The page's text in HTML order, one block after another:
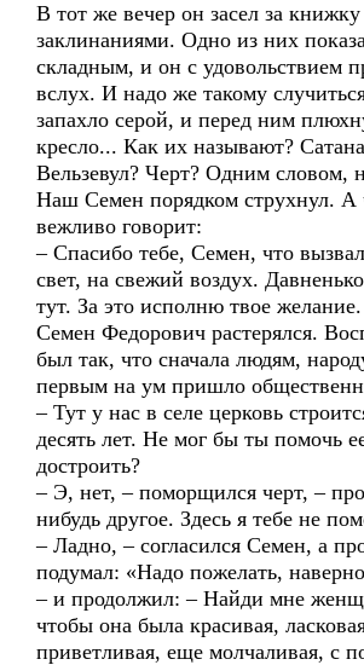
В тот же вечер он засел за
заклинаниями. Одно из них
складным, и он с удовольствием
вслух. И надо же такому
запахло серой, и перед ним
кресло... Как их называют?
Вельзевул? Черт? Одним словом,
Наш Семен порядком струхнул. А
вежливо говорит:
– Спасибо тебе, Семен, что
свет, на свежий воздух.
тут. За это исполню твое
Семен Федорович растерялся.
был так, что сначала людям,
первым на ум пришло
– Тут у нас в селе церковь
десять лет. Не мог бы ты помочь
достроить?
– Э, нет, – поморщился черт, –
нибудь другое. Здесь я тебе не
– Ладно, – согласился Семен, а
подумал: «Надо пожелать,
– и продолжил: – Найди мне
чтобы она была красивая,
приветливая, еще молчаливая, с